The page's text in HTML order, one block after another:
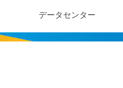
データセンター